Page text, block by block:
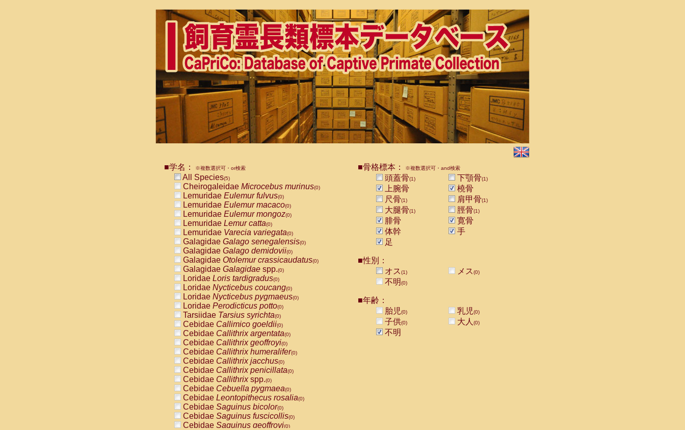
■学名： ※複数選択可・or検索
All Species(5)
Cheirogaleidae Microcebus murinus(0)
Lemuridae Eulemur fulvus(0)
Lemuridae Eulemur macaco(0)
Lemuridae Eulemur mongoz(0)
Lemuridae Lemur catta(0)
Lemuridae Varecia variegata(0)
Galagidae Galago senegalensis(0)
Galagidae Galago demidovii(0)
Galagidae Otolemur crassicaudatus(0)
Galagidae Galagidae spp.(0)
Loridae Loris tardigradus(0)
Loridae Nycticebus coucang(0)
Loridae Nycticebus pygmaeus(0)
Loridae Perodicticus potto(0)
Tarsiidae Tarsius syrichta(0)
Cebidae Callimico goeldii(0)
Cebidae Callithrix argentata(0)
Cebidae Callithrix geoffroyi(0)
Cebidae Callithrix humeralifer(0)
Cebidae Callithrix jacchus(0)
Cebidae Callithrix penicillata(0)
Cebidae Callithrixspp.(0)
Cebidae Cebuella pygmaea(0)
Cebidae Leontopithecus rosalia(0)
Cebidae Saguinus bicolor(0)
Cebidae Saguinus fuscicollis(0)
Cebidae Saguinus geoffroyi(0)
■骨格標本： ※複数選択可・and検索
頭蓋骨(1) 下顎骨(1)
上腕骨
橈骨
尺骨(1) 肩甲骨(1)
大腿骨(1) 脛骨(1)
腓骨
寛骨
体幹
手
足
■性別：
オス(1) メス(0)
不明(0)
■年齢：
胎児(0) 乳児(0)
子供(0) 大人 (0)
不明